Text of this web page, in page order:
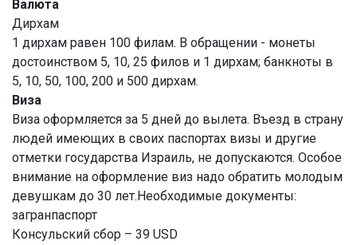
Валюта
Дирхам
1 дирхам равен 100 филам. В обращении - монеты
достоинством 5, 10, 25 филов и 1 дирхам; банкноты в
5, 10, 50, 100, 200 и 500 дирхам.
Виза
Виза оформляется за 5 дней до вылета. Въезд в страну
людей имеющих в своих паспортах визы и другие
отметки государства Израиль, не допускаются. Особое
внимание на оформление виз надо обратить молодым
девушкам до 30 лет.Необходимые документы:
загранпаспорт
Консульский сбор – 39 USD